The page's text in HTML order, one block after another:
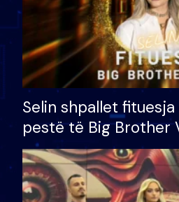
Selin shpallet
pestë të Big Brother
çmimin e madh prej